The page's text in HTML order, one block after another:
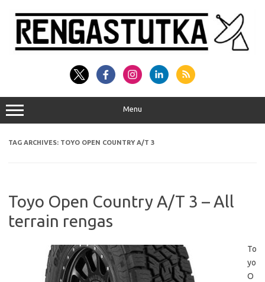
content
Menu
TAG ARCHIVES: TOYO OPEN COUNTRY A/T 3
Toyo Open Country A/T 3 – All
terrain rengas
To
yo
O